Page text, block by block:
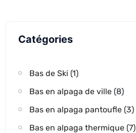
Catégories
Bas de Ski (1)
Bas en alpaga de ville (8)
Bas en alpaga pantoufle (3)
Bas en alpaga thermique (7)